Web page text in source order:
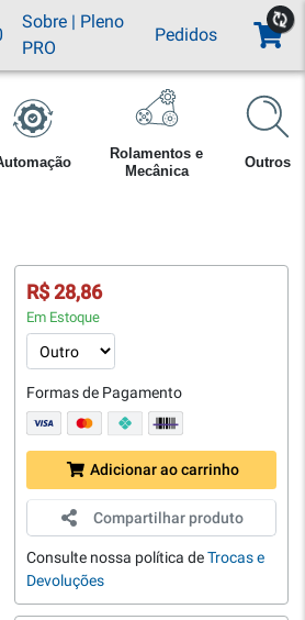
Sobre| Pleno
PRO
Pedidos
Rolamentos e
Mecânica
Outros
R$ 28,86
Em Estoque
Formas de Pagamento
Adicionar ao carrinho
Compartilhar produto
Consulte nossa política deTrocas e
Devoluções